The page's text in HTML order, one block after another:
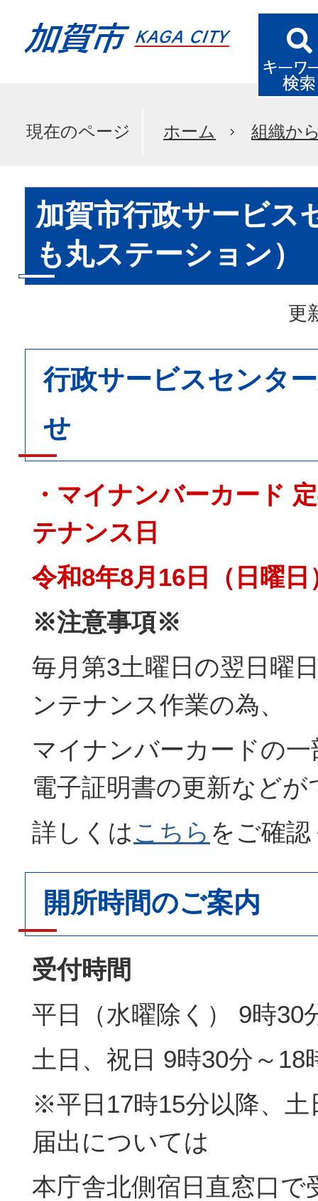
現在のページ ホーム 組織か
加賀市行政サービス
も丸ステーション）
更
行政サービスセンタ
せ
・マイナンバーカード
テナンス日
令和8年8月16日（日曜日
※注意事項※
毎月第3土曜日の翌日曜
ンテナンス作業の為、
マイナンバーカードの
電子証明書の更新など
詳しくは こちら をご確
開所時間のご案内
受付時間
平日（水曜除く） 9時30
土日、祝日 9時30分～18
※平日17時15分以降、土
届出については
本庁舎北側宿日直窓口で